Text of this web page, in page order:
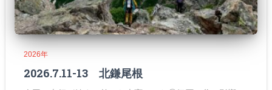
2026年
2026.7.11-13 北鎌尾根